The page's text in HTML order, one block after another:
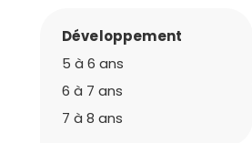
Développement
5 à 6 ans
6 à 7 ans
7 à 8 ans